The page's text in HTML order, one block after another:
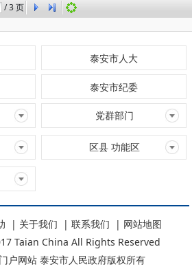
/3页
泰安市人大
泰安市纪委
党群部门
区县 功能区
| 关于我们 | 联系我们 | 网站地图
Taian China All Rights Reserved
户网站 泰安市人民政府版权所有